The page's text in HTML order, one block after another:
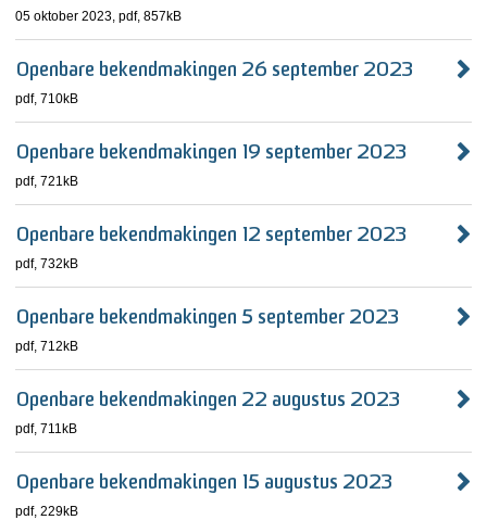
05 oktober 2023,pdf, 857kB
Openbare bekendmakingen 26 september 2023
pdf, 710kB
Openbare bekendmakingen 19 september 2023
pdf, 721kB
Openbare bekendmakingen 12 september 2023
pdf, 732kB
Openbare bekendmakingen 5 september 2023
pdf, 712kB
Openbare bekendmakingen 22 augustus 2023
pdf, 711kB
Openbare bekendmakingen 15 augustus 2023
pdf, 229kB